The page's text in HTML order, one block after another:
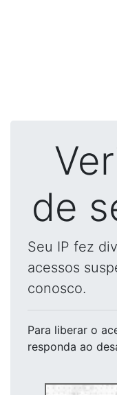
de
Seu IP fez
acessos
conosco.
Para liberar o
responda ao